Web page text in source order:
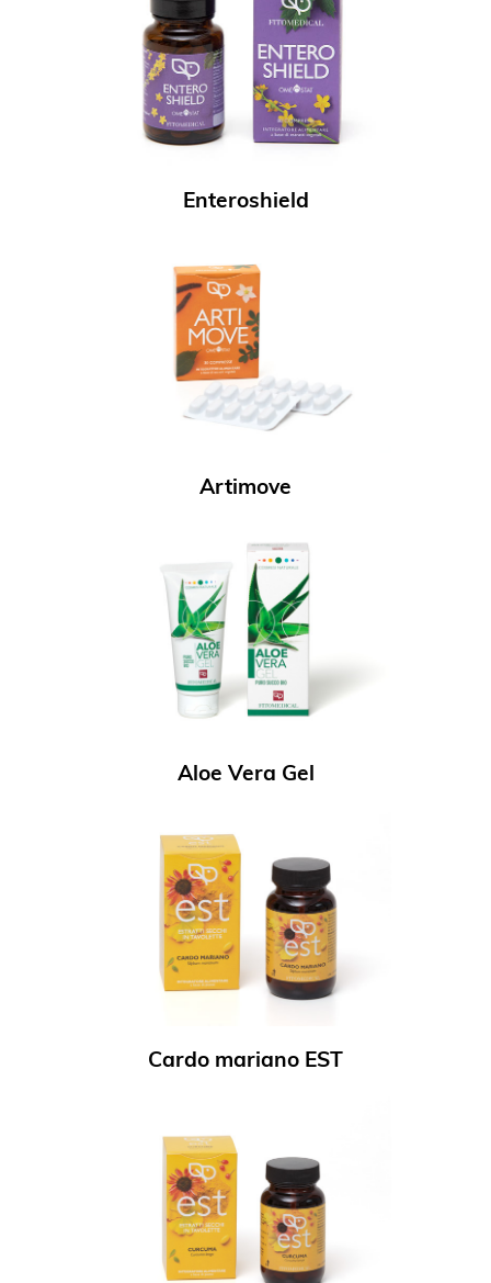
Enteroshield
Artimove
Aloe Vera Gel
Cardo mariano EST